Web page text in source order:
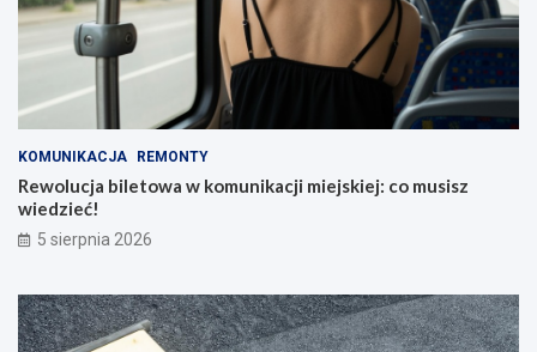
KOMUNIKACJA REMONTY
Rewolucja biletowa w komunikacji miejskiej: co musisz
wiedzieć!
5 sierpnia 2026